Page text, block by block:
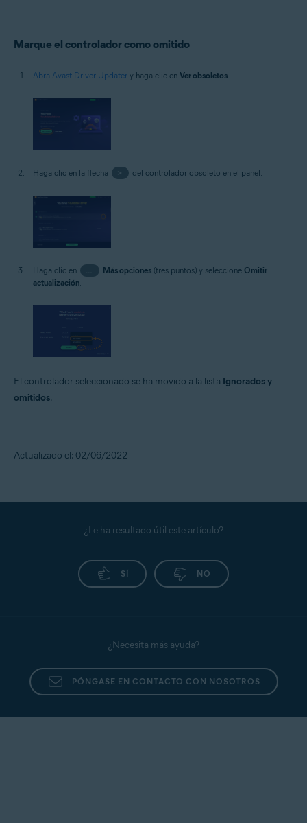
Marque el controlador como omitido
Abra Avast Driver Updater y haga clic en Ver obsoletos
Haga clic en la flecha > del controlador obsoleto en el panel.
Haga clic en Más opciones(tres puntos) y seleccione Omitir
actualización
El controlador seleccionado se ha movido a la lista Ignorados y
omitidos.
Actualizado el: 02/06/2022
¿Le ha resultado útil este artículo?
SÍ NO
¿Necesita más ayuda?
PÓNGASE EN CONTACTO CON NOSOTROS